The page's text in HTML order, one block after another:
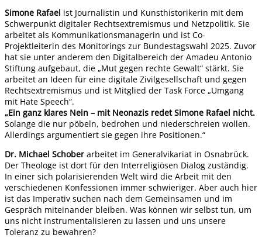
Simone Rafael ist Journalistin und Kunsthistorikerin mit dem
Schwerpunkt digitaler Rechtsextremismus und Netzpolitik. Sie
arbeitet als Kommunikationsmanagerin und ist Co-
Projektleiterin des Monitorings zur Bundestagswahl 2025. Zuvor
hat sie unter anderem den Digitalbereich der Amadeu Antonio
Stiftung aufgebaut, die „Mut gegen rechte Gewalt“ stärkt. Sie
arbeitet an Ideen für eine digitale Zivilgesellschaft und gegen
Rechtsextremismus und ist Mitglied der Task Force „Umgang
mit Hate Speech“.
„Ein ganz klares Nein – mit Neonazis redet Simone Rafael nicht.
Solange die nur pöbeln, bedrohen und niederschreien wollen.
Allerdings argumentiert sie gegen ihre Positionen.“
Dr. Michael Schober arbeitet im Generalvikariat in Osnabrück.
Der Theologe ist dort für den Interreligiösen Dialog zuständig.
In einer sich polarisierenden Welt wird die Arbeit mit den
verschiedenen Konfessionen immer schwieriger. Aber auch hier
ist das Imperativ suchen nach dem Gemeinsamen und im
Gespräch miteinander bleiben. Was können wir selbst tun, um
uns nicht instrumentalisieren zu lassen und uns unsere
Toleranz zu bewahren?